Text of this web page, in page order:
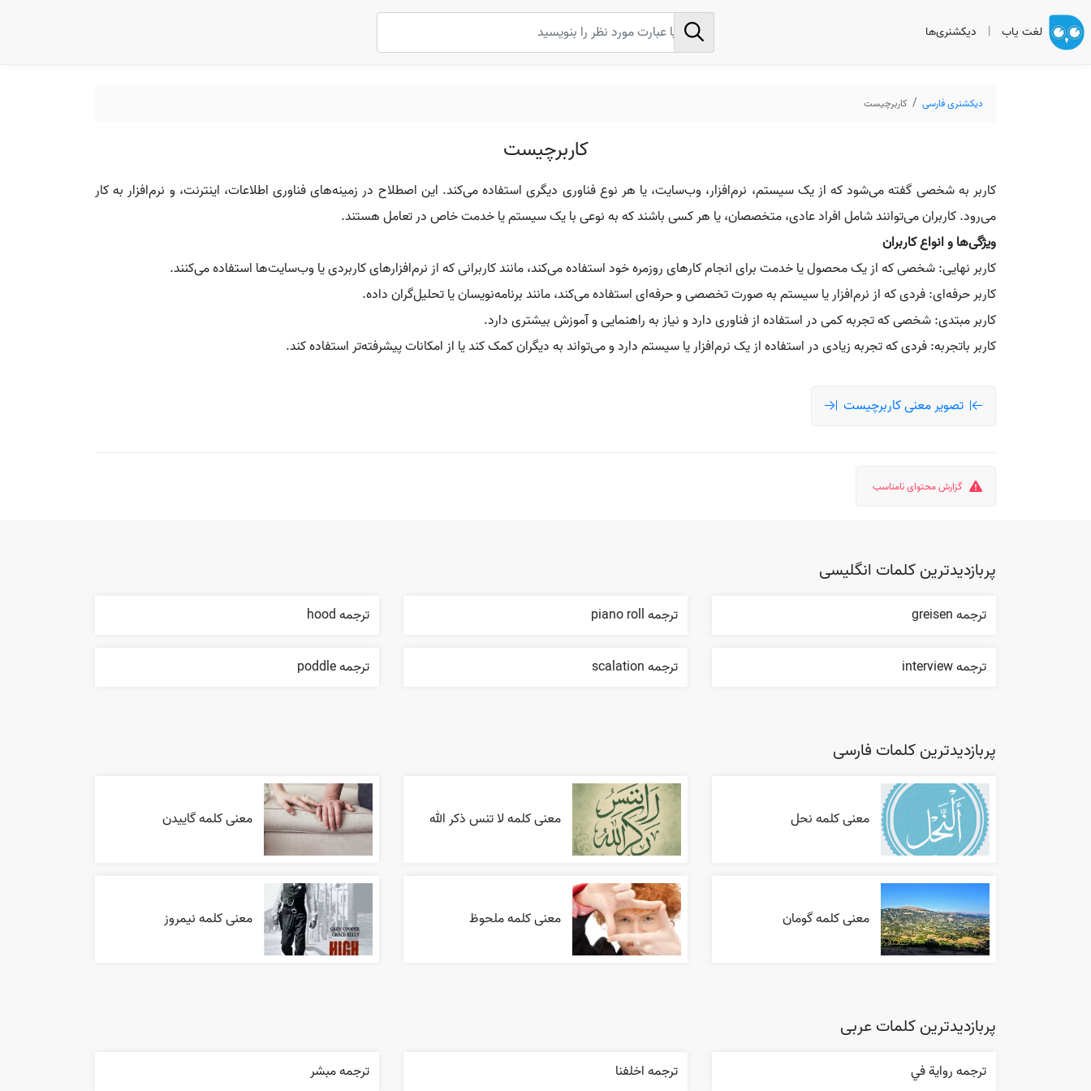
لغت یاب | دیکشنری‌ها
دیکشنری فارسی کاربرچیست
کاربرچیست
کاربر به شخصی گفته می‌شود که از یک سیستم، نرم‌افزار، وب‌سایت، یا هر نوع فناوری دیگری استفاده می‌کند. این اصطلاح در زمینه‌های فناوری اطلاعات، اینترنت، و نرم‌افزار به کار
می‌رود. کاربران می‌توانند شامل افراد عادی، متخصصان، یا هر کسی باشند که به نوعی با یک سیستم یا خدمت خاص در تعامل هستند.
ویژگی‌ها و انواع کاربران
کاربر نهایی: شخصی که از یک محصول یا خدمت برای انجام کارهای روزمره خود استفاده می‌کند، مانند کاربرانی که از نرم‌افزارهای کاربردی یا وب‌سایت‌ها استفاده می‌کنند.
کاربر حرفه‌ای: فردی که از نرم‌افزار یا سیستم به صورت تخصصی و حرفه‌ای استفاده می‌کند، مانند برنامه‌نویسان یا تحلیل‌گران داده.
کاربر مبتدی: شخصی که تجربه کمی در استفاده از فناوری دارد و نیاز به راهنمایی و آموزش بیشتری دارد.
کاربر باتجربه: فردی که تجربه زیادی در استفاده از یک نرم‌افزار یا سیستم دارد و می‌تواند به دیگران کمک کند یا از امکانات پیشرفته‌تر استفاده کند.
تصویر معنی کاربرچیست
گزارش محتوای نامناسب
پربازدیدترین کلمات انگلیسی
ترجمه greisen ترجمه piano roll ترجمه hood
ترجمه interview ترجمه scalation ترجمه poddle
پربازدیدترین کلمات فارسی
معنی کلمه نحل معنی کلمه لا تنس ذکر الله معنی کلمه گاییدن
معنی کلمه گومان معنی کلمه ملحوظ معنی کلمه نیمروز
پربازدیدترین کلمات عربی
ترجمه روایة في ترجمه اخلفنا ترجمه مبشر